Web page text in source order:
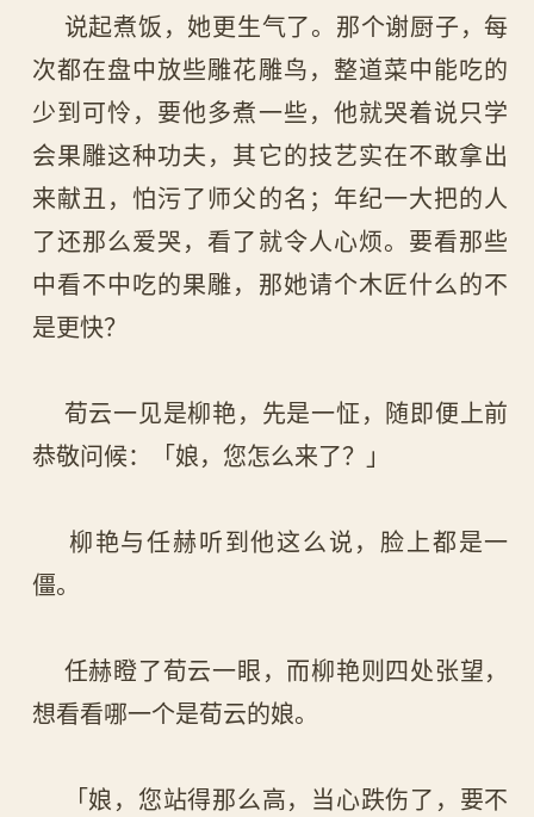
说起煮饭，她更生气了。那个谢厨子，每
次都在盘中放些雕花雕鸟，整道菜中能吃的
少到可怜，要他多煮一些，他就哭着说只学
会果雕这种功夫，其它的技艺实在不敢拿出
来献丑，怕污了师父的名；年纪一大把的人
了还那么爱哭，看了就令人心烦。要看那些
中看不中吃的果雕，那她请个木匠什么的不
是更快？
荀云一见是柳艳，先是一怔，随即便上前
恭敬问候：「娘，您怎么来了？」
柳艳与任赫听到他这么说，脸上都是一
僵。
任赫瞪了荀云一眼，而柳艳则四处张望，
想看看哪一个是荀云的娘。
「娘，您站得那么高，当心跌伤了，要不